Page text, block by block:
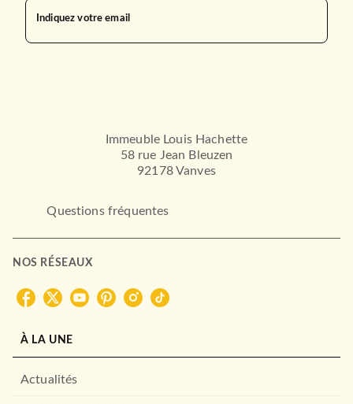
Indiquez votre email
Immeuble Louis Hachette
58 rue Jean Bleuzen
92178 Vanves
Questions fréquentes
NOS RÉSEAUX
À LA UNE
Actualités